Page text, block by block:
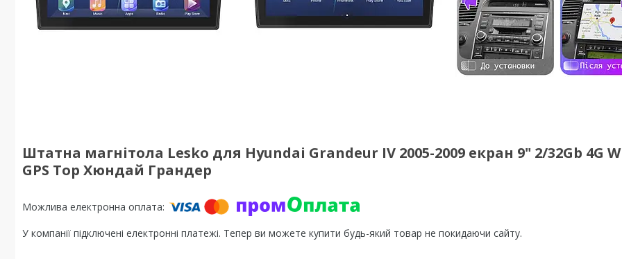
Штатна магнітола Lesko для Hyundai Grandeur IV 2005-2009 екран 9" 2/32Gb 4G
GPS Top Хюндай Грандер
У компанії підключені електронні платежі. Тепер ви можете купити будь-який товар не покидаючи сайту.